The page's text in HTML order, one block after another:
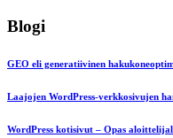
Blogi
GEO eli generatiivinen
Laajojen WordPress-verkkosivujen
WordPress kotisivut – Opas